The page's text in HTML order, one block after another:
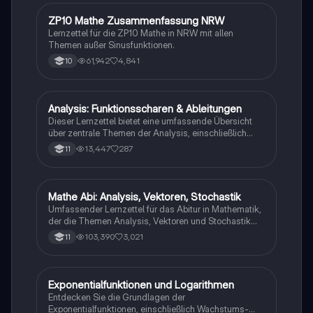
Mathe
ZP10 Mathe Zusammenfassung NRW
Lernzettel für die ZP10 Mathe in NRW mit allen
Themen außer Sinusfunktionen.
10 61,942 4,841
Mathe
Analysis: Funktionsscharen & Ableitungen
Dieser Lernzettel bietet eine umfassende Übersicht
über zentrale Themen der Analysis, einschließlich
Funktionsscharen, Ableitungen, Extrempunkte,
Integrale und e-Funktionen. Ideal für die Vorbereitung
Beispielen und Schritt-für-Schritt-Anleitungen.
11 13,447 287
Mathe
Mathe Abi: Analysis, Vektoren, Stochastik
Umfassender Lernzettel für das Abitur in Mathematik,
der die Themen Analysis, Vektoren und Stochastik
abdeckt. Enthält wichtige Konzepte wie Ableitungen,
Integrale, Vektorgeometrie,
11 103,390 3,021
Mathe
Exponentialfunktionen und Logarithmen
Entdecken Sie die Grundlagen der
Exponentialfunktionen, einschließlich Wachstums-